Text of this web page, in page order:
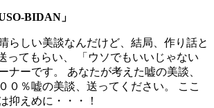
BIDAN」
らしい美談なんだけど、結局、作り話と
ってもらい、 「ウソでもいいじゃない
ナーです。 あなたが考えた嘘の美談、
０％嘘の美談、送ってください。 ここ
抑えめに・・・！